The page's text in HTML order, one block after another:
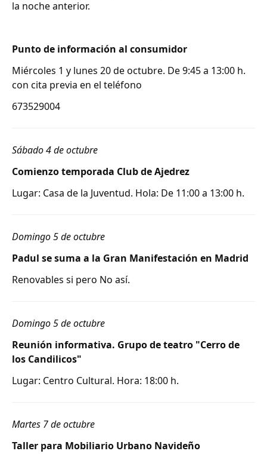
la noche anterior.
Punto de información al consumidor
Miércoles 1 y lunes 20 de octubre. De 9:45 a 13:00 h.
con cita previa en el teléfono
673529004
Sábado 4 de octubre
Comienzo temporada Club de Ajedrez
Lugar: Casa de la Juventud. Hola: De 11:00 a 13:00 h.
Domingo 5 de octubre
Padul se suma a la Gran Manifestación en Madrid
Renovables si pero No así.
Domingo 5 de octubre
Reunión informativa. Grupo de teatro "Cerro de
los Candilicos"
Lugar: Centro Cultural. Hora: 18:00 h.
Martes 7 de octubre
Taller para Mobiliario Urbano Navideño